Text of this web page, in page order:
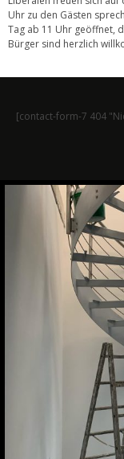
Uhr zu den Gästen
Tag ab 11 Uhr geöffnet,
Bürger sind herzlich
[contact-form-7 404